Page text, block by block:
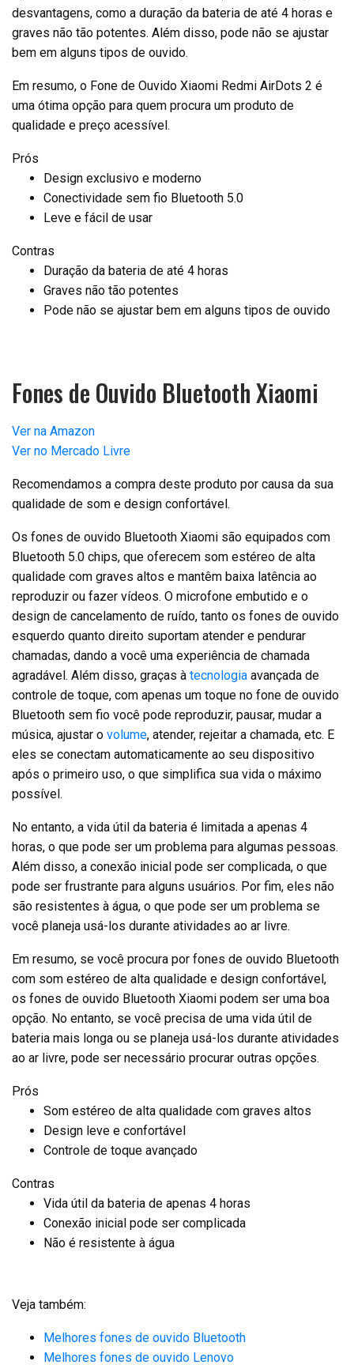
desvantagens, como a duração da bateria de até 4 horas e
graves não tão potentes. Além disso, pode não se ajustar
bem em alguns tipos de ouvido.
Em resumo, o Fone de Ouvido Xiaomi Redmi AirDots 2 é
uma ótima opção para quem procura um produto de
qualidade e preço acessível.
Prós
Design exclusivo e moderno
Conectividade sem fio Bluetooth 5.0
Leve e fácil de usar
Contras
Duração da bateria de até 4 horas
Graves não tão potentes
Pode não se ajustar bem em alguns tipos de ouvido
Fones de Ouvido Bluetooth Xiaomi
Ver na Amazon
Ver no Mercado Livre
Recomendamos a compra deste produto por causa da sua
qualidade de som e design confortável.
Os fones de ouvido Bluetooth Xiaomi são equipados com
Bluetooth 5.0 chips, que oferecem som estéreo de alta
qualidade com graves altos e mantêm baixa latência ao
reproduzir ou fazer vídeos. O microfone embutido e o
design de cancelamento de ruído, tanto os fones de ouvido
esquerdo quanto direito suportam atender e pendurar
chamadas, dando a você uma experiência de chamada
agradável. Além disso, graças à tecnologia avançada de
controle de toque, com apenas um toque no fone de ouvido
Bluetooth sem fio você pode reproduzir, pausar, mudar a
música, ajustar o volume, atender, rejeitar a chamada, etc. E
eles se conectam automaticamente ao seu dispositivo
após o primeiro uso, o que simplifica sua vida o máximo
possível.
No entanto, a vida útil da bateria é limitada a apenas 4
horas, o que pode ser um problema para algumas pessoas.
Além disso, a conexão inicial pode ser complicada, o que
pode ser frustrante para alguns usuários. Por fim, eles não
são resistentes à água, o que pode ser um problema se
você planeja usá-los durante atividades ao ar livre.
Em resumo, se você procura por fones de ouvido Bluetooth
com som estéreo de alta qualidade e design confortável,
os fones de ouvido Bluetooth Xiaomi podem ser uma boa
opção. No entanto, se você precisa de uma vida útil de
bateria mais longa ou se planeja usá-los durante atividades
ao ar livre, pode ser necessário procurar outras opções.
Prós
Som estéreo de alta qualidade com graves altos
Design leve e confortável
Controle de toque avançado
Contras
Vida útil da bateria de apenas 4 horas
Conexão inicial pode ser complicada
Não é resistente à água
Veja também:
Melhores fones de ouvido Bluetooth
Melhores fones de ouvido Lenovo